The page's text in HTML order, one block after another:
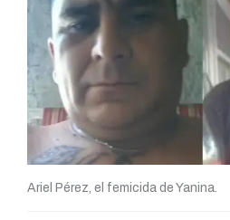
Ariel Pérez, el femicida de Yanina.